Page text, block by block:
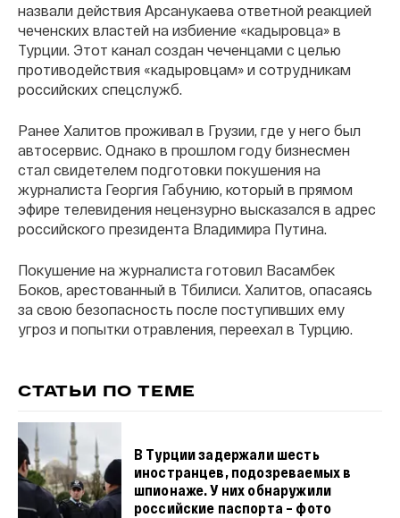
назвали действия Арсанукаева ответной реакцией
чеченских властей на избиение «кадыровца» в
Турции. Этот канал создан чеченцами с целью
противодействия «кадыровцам» и сотрудникам
российских спецслужб.
Ранее Халитов проживал в Грузии, где у него был
автосервис. Однако в прошлом году бизнесмен
стал свидетелем подготовки покушения на
журналиста Георгия Габунию, который в прямом
эфире телевидения нецензурно высказался в адрес
российского президента Владимира Путина.
Покушение на журналиста готовил Васамбек
Боков, арестованный в Тбилиси. Халитов, опасаясь
за свою безопасность после поступивших ему
угроз и попытки отравления, переехал в Турцию.
СТАТЬИ ПО ТЕМЕ
В Турции задержали шесть
иностранцев, подозреваемых в
шпионаже. У них обнаружили
российские паспорта – фото